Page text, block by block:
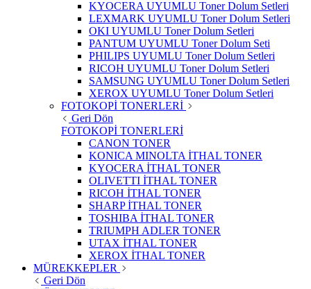
KYOCERA UYUMLU Toner Dolum Setleri
LEXMARK UYUMLU Toner Dolum Setleri
OKI UYUMLU Toner Dolum Setleri
PANTUM UYUMLU Toner Dolum Seti
PHILIPS UYUMLU Toner Dolum Setleri
RICOH UYUMLU Toner Dolum Setleri
SAMSUNG UYUMLU Toner Dolum Setleri
XEROX UYUMLU Toner Dolum Setleri
FOTOKOPİ TONERLERİ
Geri Dön
FOTOKOPİ TONERLERİ
CANON TONER
KONICA MINOLTA İTHAL TONER
KYOCERA İTHAL TONER
OLIVETTI İTHAL TONER
RICOH İTHAL TONER
SHARP İTHAL TONER
TOSHIBA İTHAL TONER
TRIUMPH ADLER TONER
UTAX İTHAL TONER
XEROX İTHAL TONER
MÜREKKEPLER
Geri Dön